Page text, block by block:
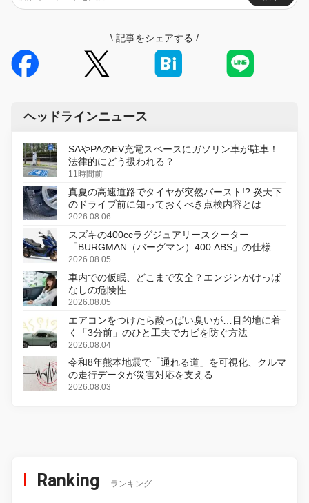
\ 記事をシェアする /
ヘッドラインニュース
SAやPAのEV充電スペースにガソリン車が駐車！
法律的にどう扱われる？
11時間前
真夏の高速道路でタイヤが突然バースト!? 炎天下
のドライブ前に知っておくべき点検内容とは
2026.08.06
スズキの400ccラグジュアリースクーター
「BURGMAN（バーグマン）400 ABS」の仕様を
変更し、8月18日に発売
2026.08.05
車内での仮眠、どこまで安全？エンジンかけっぱ
なしの危険性
2026.08.05
エアコンをつけたら酸っぱい臭いが…目的地に着
く「3分前」のひと工夫でカビを防ぐ方法
2026.08.04
令和8年熊本地震で「通れる道」を可視化、クルマ
の走行データが災害対応を支える
2026.08.03
Ranking ランキング